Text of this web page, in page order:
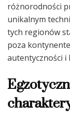
różnorodności
unikalnym
tych regionów
poza
autentyczności